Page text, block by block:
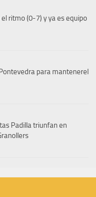
ritmo (0-7) y ya es equipo
para mantenerel
Padilla triunfan en